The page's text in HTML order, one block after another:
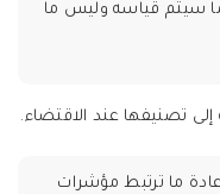
سيتم قياسه وليس ما
تصنيفها عند الاقتضاء.
ما ترتبط مؤشرات